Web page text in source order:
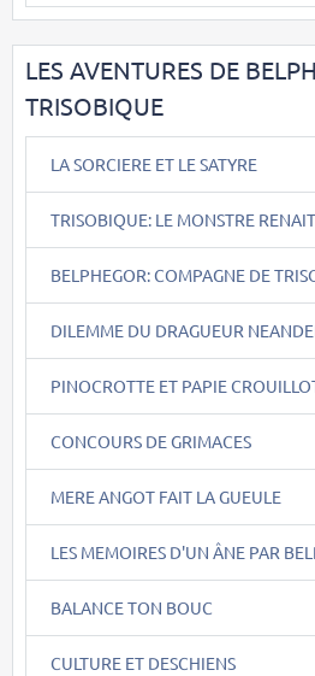
LES AVENTURES DE
TRISOBIQUE
LA SORCIERE ET LE SATYRE
TRISOBIQUE: LE MONSTRE RENAIT
BELPHEGOR: COMPAGNE DE
DILEMME DU DRAGUEUR
PINOCROTTE ET PAPIE
CONCOURS DE GRIMACES
MERE ANGOT FAIT LA GUEULE
LES MEMOIRES D'UN ÂNE PAR
BALANCE TON BOUC
CULTURE ET DESCHIENS